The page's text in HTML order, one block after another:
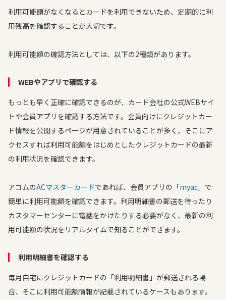
利用可能額がなくなるとカードを利用できないため、定期的に利
用残高を確認することが大切です。
利用可能額の確認方法としては、以下の2種類があります。
WEBやアプリで確認する
もっとも早く正確に確認できるのが、カード会社の公式WEBサイ
トや会員アプリを確認する方法です。会員向けにクレジットカー
ド情報を公開するページが用意されていることが多く、そこにア
クセスすれば利用可能額をはじめとしたクレジットカードの最新
の利用状況を確認できます。
アコムのACマスターカードであれば、会員アプリの「myac 」で
簡単に利用可能額を確認できます。利用明細書の郵送を待ったり
カスタマーセンターに電話をかけたりする必要がなく、最新の利
用可能額の状況をリアルタイムで知ることができます。
利用明細書を確認する
毎月自宅にクレジットカードの「利用明細書」が郵送される場
合、そこに利用可能額情報が記載されているケースもあります。